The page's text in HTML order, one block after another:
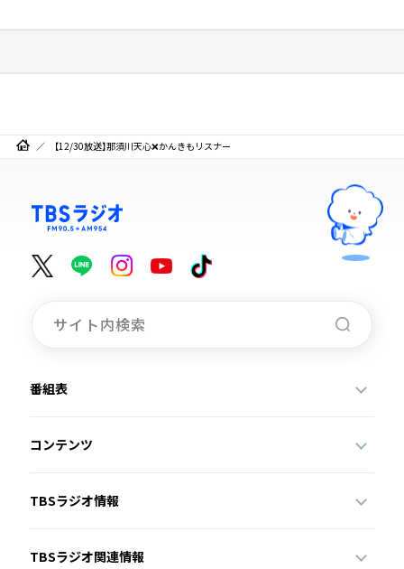
【12/30放送】那須川天心❌かんきもリスナー
番組表
コンテンツ
TBSラジオ情報
TBSラジオ関連情報